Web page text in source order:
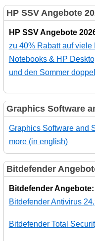
HP SSV Angebote
HP SSV Angebote
zu 40% Rabatt auf viele
Notebooks & HP
und den Sommer
Graphics Software
Graphics Software and
more (in english)
Bitdefender
Bitdefender Angebote:
Bitdefender Antivirus
Bitdefender Total